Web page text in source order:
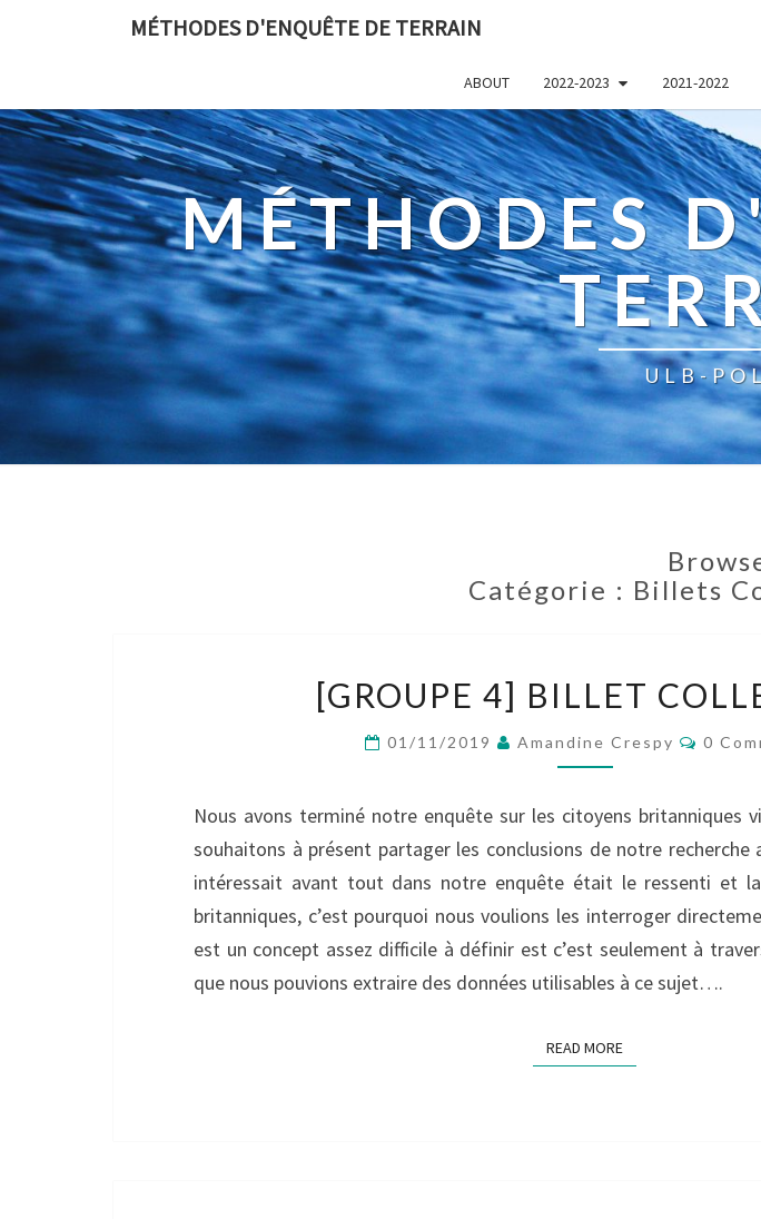
MÉTHODES D'ENQUÊTE DE TERRAIN
ABOUT 2022-2023 2021-2022
MÉTHODES
ULB-
Catégorie : Billets
COLLECTIF
[GROUPE 4] BILLET
01/11/2019 Amandine Crespy 0
Nous avons terminé notre enquête sur les citoyens britanniques
souhaitons à présent partager les conclusions de notre recherche
intéressait avant tout dans notre enquête était le ressenti et
britanniques, c’est pourquoi nous voulions les interroger
est un concept assez difficile à définir est c’est seulement à
que nous pouvions extraire des données utilisables à ce sujet….
READ MOREREAD MORE